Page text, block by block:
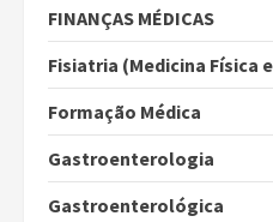
FINANÇAS MÉDICAS
Fisiatria (Medicina Física
Formação Médica
Gastroenterologia
Gastroenterológica